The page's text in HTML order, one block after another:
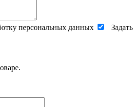
персональных данных
Задать